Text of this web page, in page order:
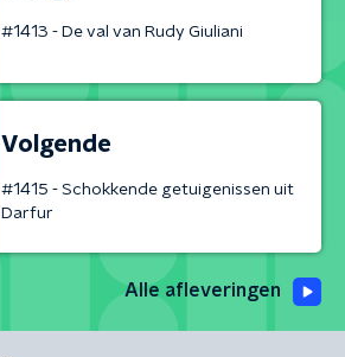
#1413 - De val van Rudy Giuliani
Volgende
#1415 - Schokkende getuigenissen uit
Darfur
Alle afleveringen